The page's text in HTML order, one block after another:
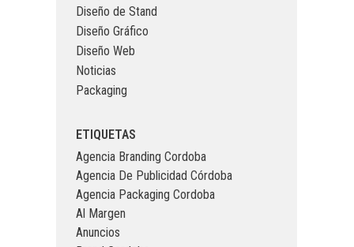
Diseño de Stand
Diseño Gráfico
Diseño Web
Noticias
Packaging
ETIQUETAS
Agencia Branding Cordoba
Agencia De Publicidad Córdoba
Agencia Packaging Cordoba
Al Margen
Anuncios